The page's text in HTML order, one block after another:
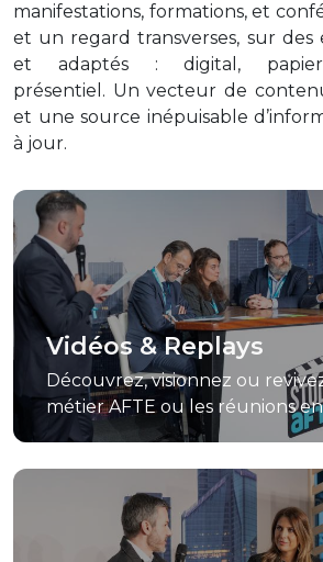
manifestations, formations, et
et un regard transverses, sur des
et adaptés : digital, papier,
présentiel. Un vecteur de
et une source inépuisable
à jour.
Vidéos & Replays
Découvrez, visionnez ou
métier AFTE ou les réunions